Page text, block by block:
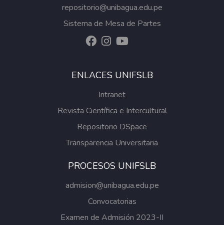
repositorio@unibagua.edu.pe
Sistema de Mesa de Partes
ENLACES UNIFSLB
Intranet
Revista Científica e Intercultural
Repositorio DSpace
Transparencia Universitaria
PROCESOS UNIFSLB
admision@unibagua.edu.pe
Convocatorias
Examen de Admisión 2023-II